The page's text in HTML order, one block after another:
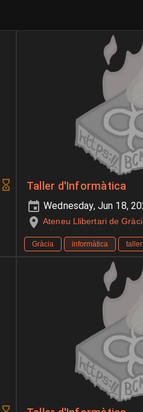
Taller d'Informàtica
Wednesday, Jun 18,
Ateneu Llibertari de
Gràcia informàtica taller